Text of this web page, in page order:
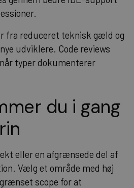
fra reduceret teknisk gæld og
udviklere. Code reviews
typer dokumenterer
du i gang
eller en afgrænsede del af
Vælg et område med høj
scope for at